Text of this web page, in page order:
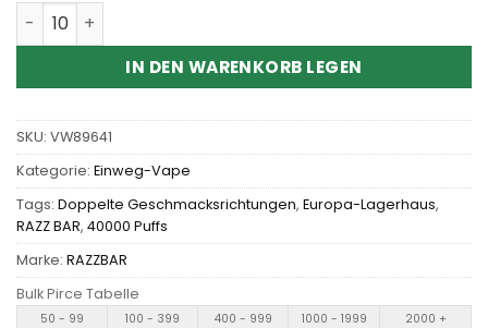
Wholesale Razz bar Twins 40K puffs Dual Flavor
IN DEN WARENKORB LEGEN
SKU: VW89641
Kategorie: Einweg-Vape
Tags: Doppelte Geschmacksrichtungen, Europa-Lagerhaus,
RAZZ BAR, 40000 Puffs
Marke: RAZZBAR
Bulk Pirce Tabelle
50 - 99 100 - 399 400 - 999 1000 - 1999 2000 +